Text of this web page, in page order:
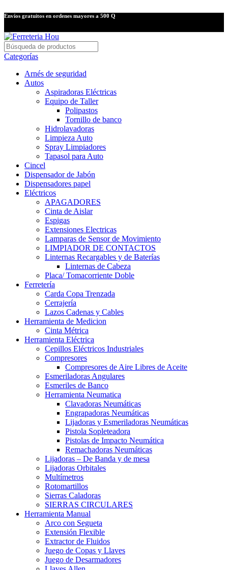
Envíos gratuitos en ordenes mayores a 500 Q
Categorías
Arnés de seguridad
Autos
Aspiradoras Eléctricas
Equipo de Taller
Polipastos
Tornillo de banco
Hidrolavadoras
Limpieza Auto
Spray Limpiadores
Tapasol para Auto
Cincel
Dispensador de Jabón
Dispensadores papel
Eléctricos
APAGADORES
Cinta de Aislar
Espigas
Extensiones Electricas
Lamparas de Sensor de Movimiento
LIMPIADOR DE CONTACTOS
Linternas Recargables y de Baterías
Linternas de Cabeza
Placa/ Tomacorriente Doble
Ferretería
Carda Copa Trenzada
Cerrajería
Lazos Cadenas y Cables
Herramienta de Medicion
Cinta Métrica
Herramienta Eléctrica
Cepillos Eléctricos Industriales
Compresores
Compresores de Aire Libres de Aceite
Esmeriladoras Angulares
Esmeriles de Banco
Herramienta Neumatica
Clavadoras Neumáticas
Engrapadoras Neumáticas
Lijadoras y Esmeriladoras Neumáticas
Pistola Sopleteadora
Pistolas de Impacto Neumática
Remachadoras Neumáticas
Lijadoras – De Banda y de mesa
Lijadoras Orbitales
Multímetros
Rotomartillos
Sierras Caladoras
SIERRAS CIRCULARES
Herramienta Manual
Arco con Segueta
Extensión Flexible
Extractor de Fluidos
Juego de Copas y Llaves
Juego de Desarmadores